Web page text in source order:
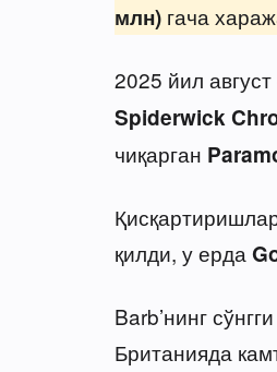
млн)гача
2025 йил
Spiderwick
чиқарган
қилди, у ерда
Barb’нинг
Британияда